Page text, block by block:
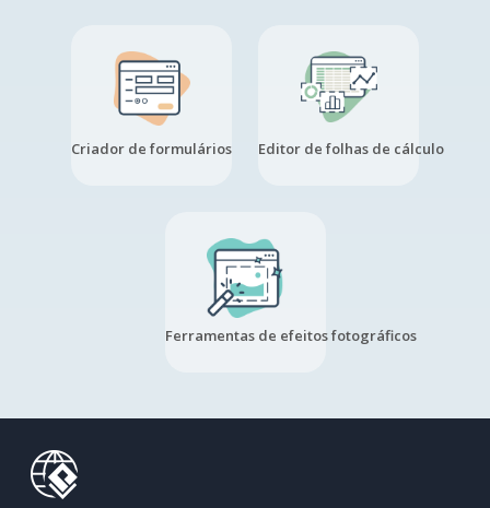
Criador de formulários Editor de folhas de cálculo
Ferramentas de efeitos fotográficos